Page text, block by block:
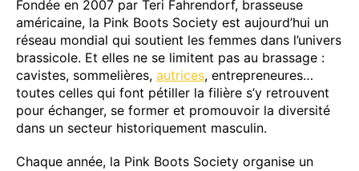
Fondée en 2007 par Teri Fahrendorf, brasseuse
américaine, la Pink Boots Society est aujourd’hui un
réseau mondial qui soutient les femmes dans l’univers
brassicole. Et elles ne se limitent pas au brassage :
cavistes, sommelières, autrices, entrepreneures…
toutes celles qui font pétiller la filière s’y retrouvent
pour échanger, se former et promouvoir la diversité
dans un secteur historiquement masculin.
Chaque année, la Pink Boots Society organise un